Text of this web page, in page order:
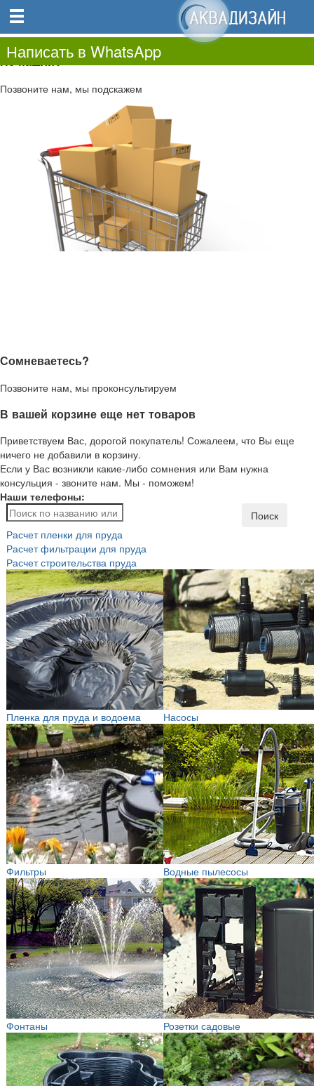
0.00
0
Не нашли?
Позвоните нам, мы подскажем
Сомневаетесь?
Позвоните нам, мы проконсультируем
В вашей корзине еще нет товаров
Приветствуем Вас, дорогой покупатель! Сожалеем, что Вы еще
ничего не добавили в корзину.
Если у Вас возникли какие-либо сомнения или Вам нужна
консульция - звоните нам. Мы - поможем!
Наши телефоны:
Написать в WhatsApp
Поиск
Расчет пленки для пруда
Расчет фильтрации для пруда
Расчет строительства пруда
Пленка для пруда и водоема Насосы
Фильтры Водные пылесосы
Фонтаны Розетки садовые